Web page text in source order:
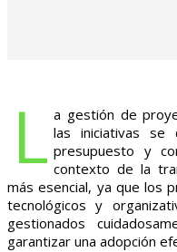
L a gestión de
las iniciativas se
presupuesto y
contexto de la
más esencial, ya que los
tecnológicos y
gestionados
garantizar una adopción